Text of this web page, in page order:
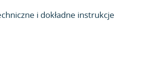
i dokładne instrukcje